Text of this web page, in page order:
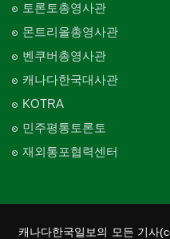
토론토총영사관
몬트리올총영사관
벤쿠버총영사관
캐나다한국대사관
KOTRA
민주평통토론토
재외통포협력센터
캐나다한국일보의 모든 기사